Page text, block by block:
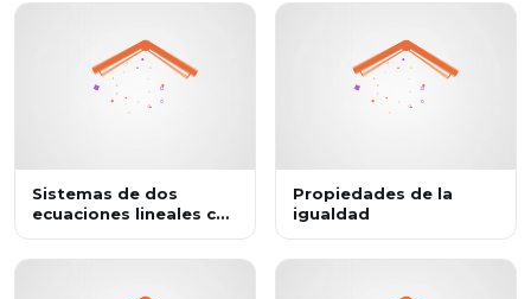
Sistemas de dos
ecuaciones lineales con
Propiedades de la
igualdad